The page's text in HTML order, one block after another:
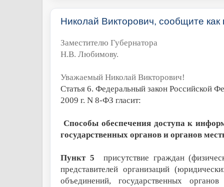
Николай Викторович, сообщите как
Заместителю Губернатора
Н.В. Любимову.
Уважаемый Николай Викторович!
Статья 6. Федеральный закон Российской
2009 г. N 8-ФЗ гласит:
Способы обеспечения доступа к
государственных органов и органов
Пункт 5
присутствие граждан
представителей организаций
объединений, государственных